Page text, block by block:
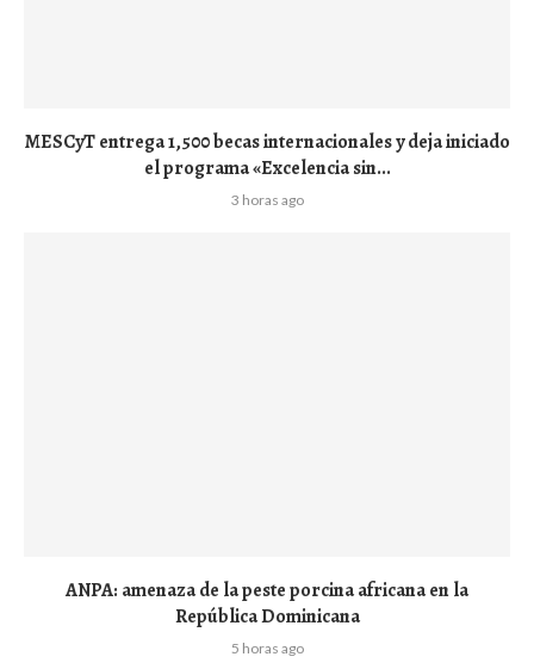
MESCyT entrega 1,500 becas internacionales y deja iniciado
el programa «Excelencia sin...
3 horas ago
ANPA: amenaza de la peste porcina africana en la
República Dominicana
5 horas ago